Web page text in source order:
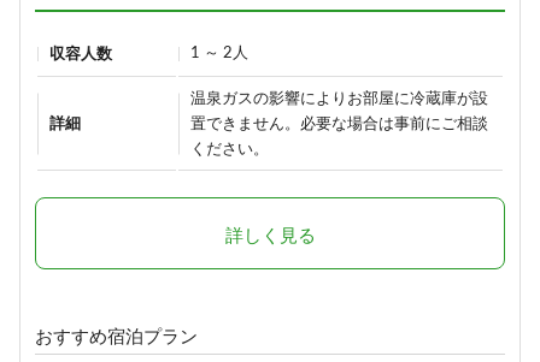
【早割30】30日前の予約で、通常
価格より500円OFF♪＜お日にち限
定＞
17,400円/人/泊 ～
「りんごで育った信州牛」だけを
使った≪1泊2食最高級肉肉プラン
1泊2食付き
24,290円/人/泊 ～
収容人数 1 ～ 2人
詳細
温泉ガスの影響によりお部屋に冷蔵庫が設
置できません。必要な場合は事前にご相談
ください。
詳しく見る
おすすめ宿泊プラン